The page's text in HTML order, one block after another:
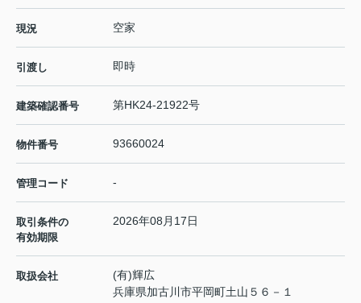
現況 空家
引渡し 即時
建築確認番号 第HK24-21922号
物件番号 93660024
管理コード -
取引条件の
有効期限
2026年08月17日
取扱会社
(有)輝広
兵庫県加古川市平岡町土山５６－１